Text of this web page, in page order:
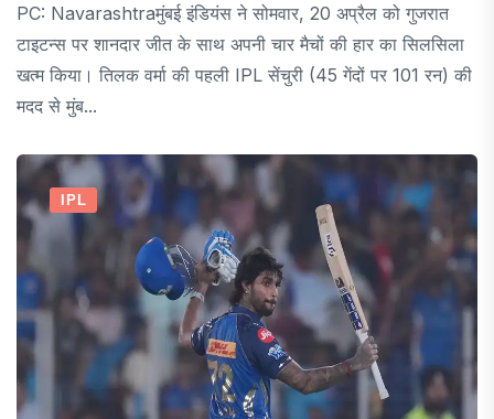
PC: Navarashtraमुंबई इंडियंस ने सोमवार, 20 अप्रैल को गुजरात
टाइटन्स पर शानदार जीत के साथ अपनी चार मैचों की हार का सिलसिला
खत्म किया। तिलक वर्मा की पहली IPL सेंचुरी (45 गेंदों पर 101 रन) की
मदद से मुंब...
IPL